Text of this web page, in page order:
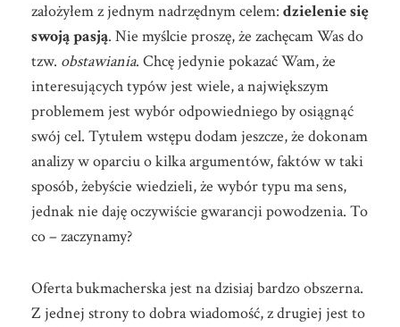
założyłem z jednym nadrzędnym celem: dzielenie się
swoją pasją. Nie myślcie proszę, że zachęcam Was do
tzw. obstawiania. Chcę jedynie pokazać Wam, że
interesujących typów jest wiele, a największym
problemem jest wybór odpowiedniego by osiągnąć
swój cel. Tytułem wstępu dodam jeszcze, że dokonam
analizy w oparciu o kilka argumentów, faktów w taki
sposób, żebyście wiedzieli, że wybór typu ma sens,
jednak nie daję oczywiście gwarancji powodzenia. To
co – zaczynamy?
Oferta bukmacherska jest na dzisiaj bardzo obszerna.
Z jednej strony to dobra wiadomość, z drugiej jest to